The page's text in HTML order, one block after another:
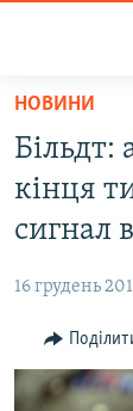
Перейти
основного
матеріалу
до
основної
навігації
Перейти
до
пошуку
ВОДА.КРИМ
ВІДЕО ТА
БЛОГИ
ПОГЛЯД
ІНТЕРВ'Ю
НОВИНИ
Більдт:
кінця
сигнал
16 грудень